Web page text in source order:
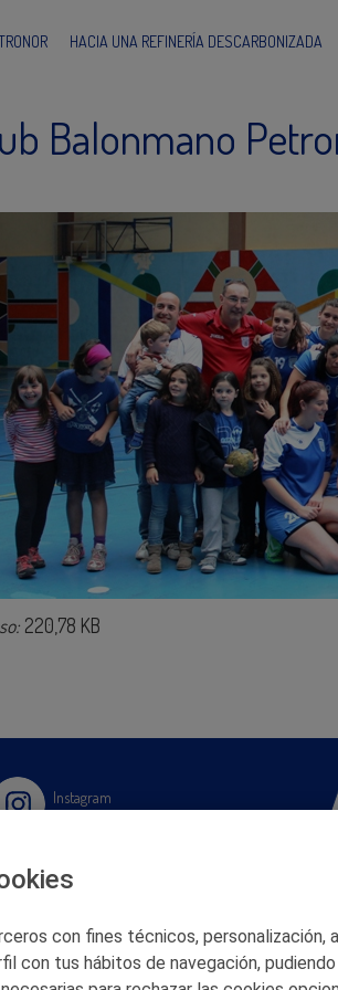
HACIA UNA REFINERÍA DESCARBONIZADA
Balonmano
220,78 KB
Instagram
Soundcloud
con fines técnicos,
con tus hábitos de navegación,